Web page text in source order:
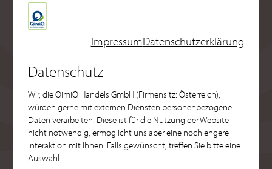
ImpressumDatenschutzerklärung
Datenschutz
Wir, die QimiQ Handels GmbH (Firmensitz: Österreich),
würden gerne mit externen Diensten personenbezogene
Daten verarbeiten. Diese ist für die Nutzung der Website
nicht notwendig, ermöglicht uns aber eine noch engere
Interaktion mit Ihnen. Falls gewünscht, treffen Sie bitte eine
Auswahl: